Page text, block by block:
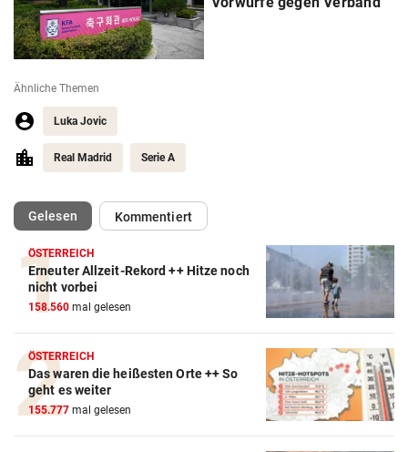
Ähnliche Themen
Luka Jovic
Real Madrid Serie A
Gelesen(ausgewählt)Kommentiert
ÖSTERREICH
Erneuter Allzeit-Rekord ++ Hitze noch
nicht vorbei
158.560 mal gelesen
ÖSTERREICH
Das waren die heißesten Orte ++ So
geht es weiter
155.777 mal gelesen
Action-Cam Vergleich